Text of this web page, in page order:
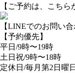
【ご予約は、こちら
【LINEでのお問い合
【予約優先】
平日/9時〜19時
土日祝/9時〜18時
定休日/毎月第2日曜